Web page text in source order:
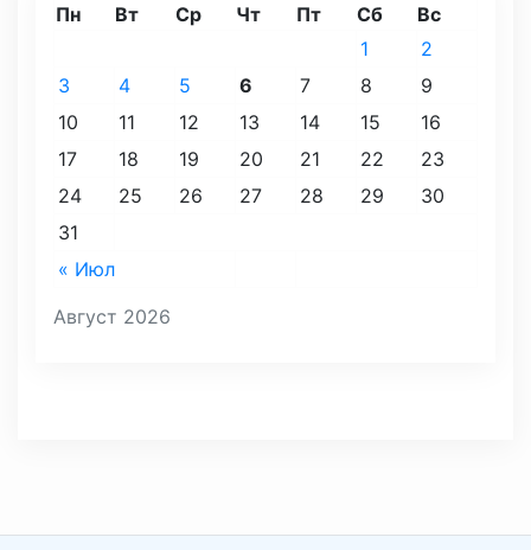
Август 2026
Пн Вт Ср Чт Пт Сб Вс
« Июл
1
2
3
4 5 6 7 8
9
10
11 12 13 14 15
16
17
18 19 20 21 22
23
24
25 26 27 28 29
30
31